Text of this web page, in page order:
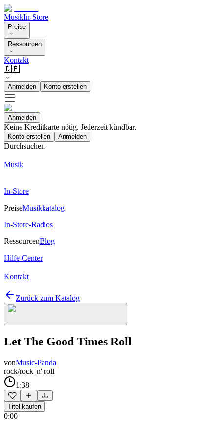
MusikIn-Store
Preise
Ressourcen
Kontakt
🇩🇪
Anmelden Konto erstellen
Anmelden
Keine Kreditkarte nötig. Jederzeit kündbar.
Konto erstellen Anmelden
Durchsuchen
Musik
In-Store
PreiseMusikkatalog
In-Store-Radios
RessourcenBlog
Hilfe-Center
Kontakt
Zurück zum Katalog
Let The Good Times Roll
vonMusic-Panda
rock/rock 'n' roll
1:38
Titel kaufen
0:00